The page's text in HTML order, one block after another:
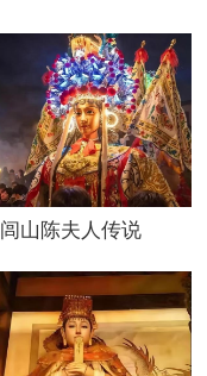
闾山陈夫人传说